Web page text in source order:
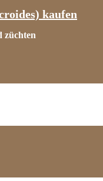
kaufen
züchten